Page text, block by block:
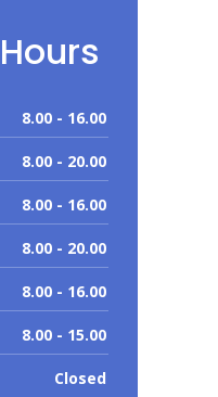
8.00 - 16.00
8.00 - 20.00
8.00 - 16.00
8.00 - 20.00
8.00 - 16.00
8.00 - 15.00
Closed